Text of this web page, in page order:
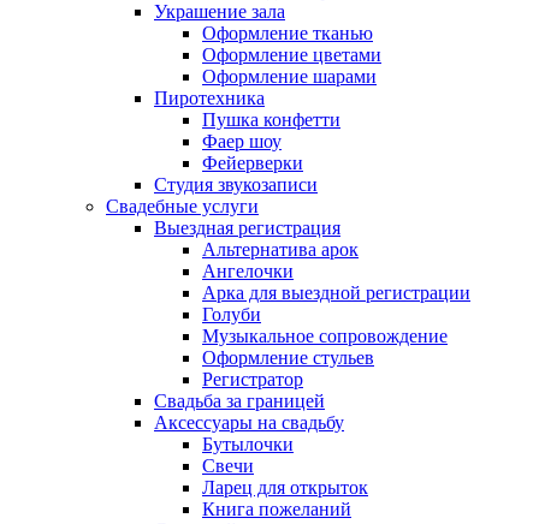
Украшение зала
Оформление тканью
Оформление цветами
Оформление шарами
Пиротехника
Пушка конфетти
Фаер шоу
Фейерверки
Студия звукозаписи
Свадебные услуги
Выездная регистрация
Альтернатива арок
Ангелочки
Арка для выездной регистрации
Голуби
Музыкальное сопровождение
Оформление стульев
Регистратор
Свадьба за границей
Аксессуары на свадьбу
Бутылочки
Свечи
Ларец для открыток
Книга пожеланий